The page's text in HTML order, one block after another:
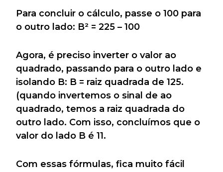
Para concluir o cálculo, passe o 100 para
o outro lado: B² = 225 – 100
Agora, é preciso inverter o valor ao
quadrado, passando para o outro lado e
isolando B: B = raiz quadrada de 125.
(quando invertemos o sinal de ao
quadrado, temos a raiz quadrada do
outro lado. Com isso, concluímos que o
valor do lado B é 11.
Com essas fórmulas, fica muito fácil